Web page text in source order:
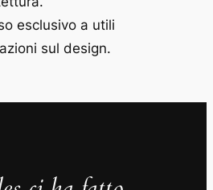
esclusivo a utili
sul design.